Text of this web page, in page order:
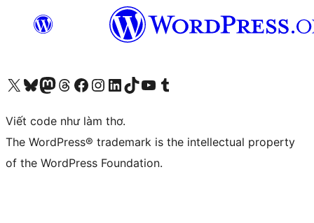
Truy cập tài khoản X (trước đây là Twitter) của chúng tôiVisit our Bluesky account
Visit our Mastodon account
Visit our Threads account
Xem trang Facebook của chúng tôiTruy cập tài khoản Instagram của chúng tôiTruy cập tài khoản LinkedIn của chúng tôiVisit our TikTok account
Truy cập kênh YouTube của chúng tôi Visit our Tumblr account
Viết code như làm thơ.
The WordPress® trademark is the intellectual property
of the WordPress Foundation.